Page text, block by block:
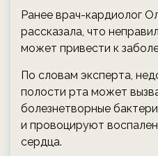
Ранее врач-кардиолог
рассказала, что
может привести к
По словам эксперта,
полости рта может
болезнетворные
и провоцируют
сердца.